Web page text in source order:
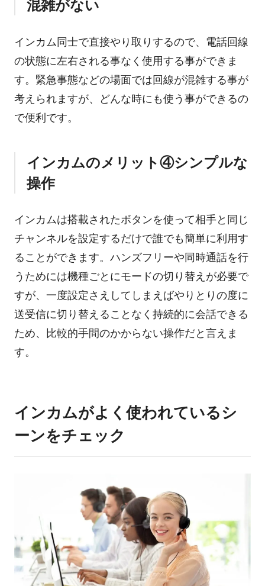
混雑がない
インカム同士で直接やり取りするので、電話回線
の状態に左右される事なく使用する事ができま
す。緊急事態などの場面では回線が混雑する事が
考えられますが、どんな時にも使う事ができるの
で便利です。
インカムのメリット④シンプルな
操作
インカムは搭載されたボタンを使って相手と同じ
チャンネルを設定するだけで誰でも簡単に利用す
ることができます。ハンズフリーや同時通話を行
うためには機種ごとにモードの切り替えが必要で
すが、一度設定さえしてしまえばやりとりの度に
送受信に切り替えることなく持続的に会話できる
ため、比較的手間のかからない操作だと言えま
す。
インカムがよく使われているシ
ーンをチェック